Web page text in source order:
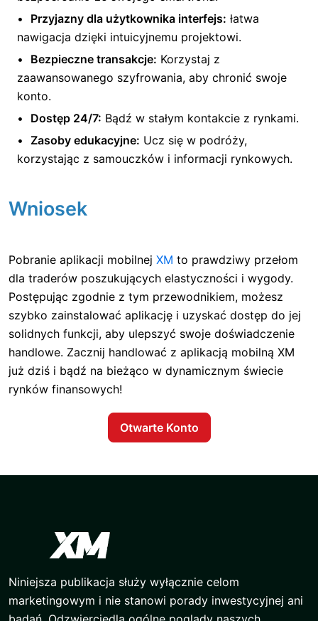
Przyjazny dla użytkownika interfejs: łatwa
nawigacja dzięki intuicyjnemu projektowi.
Bezpieczne transakcje: Korzystaj z
zaawansowanego szyfrowania, aby chronić swoje
konto.
Dostęp 24/7: Bądź w stałym kontakcie z rynkami.
Zasoby edukacyjne: Ucz się w podróży,
korzystając z samouczków i informacji rynkowych.
Wniosek
Pobranie aplikacji mobilnej XM to prawdziwy przełom
dla traderów poszukujących elastyczności i wygody.
Postępując zgodnie z tym przewodnikiem, możesz
szybko zainstalować aplikację i uzyskać dostęp do jej
solidnych funkcji, aby ulepszyć swoje doświadczenie
handlowe. Zacznij handlować z aplikacją mobilną XM
już dziś i bądź na bieżąco w dynamicznym świecie
rynków finansowych!
Otwarte Konto
Niniejsza publikacja służy wyłącznie celom
marketingowym i nie stanowi porady inwestycyjnej ani